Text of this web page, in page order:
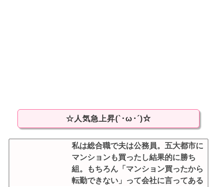
☆人気急上昇(`･ω･´)☆
私は総合職で夫は公務員。五大都市に
マンションも買ったし結果的に勝ち
組。もちろん「マンション買ったから
転勤できない」って会社に言ってある